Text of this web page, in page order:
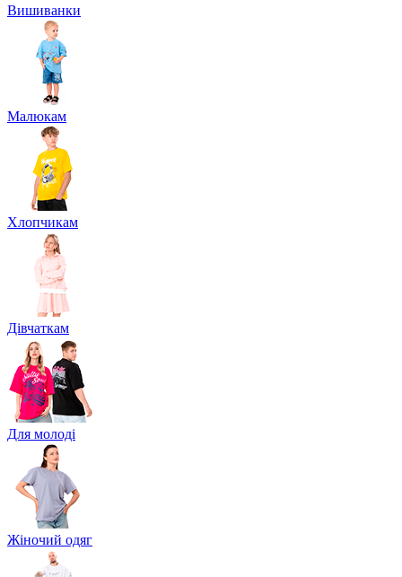
Вишиванки
Малюкам
Хлопчикам
Дівчаткам
Для молоді
Жіночий одяг